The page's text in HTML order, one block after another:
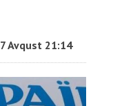
7 Avqust 21:14